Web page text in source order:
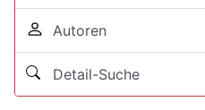
Autoren
Detail-Suche